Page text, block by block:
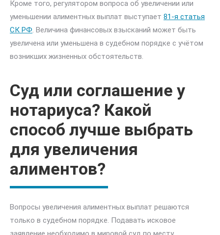
Кроме того, регулятором вопроса об увеличении или
уменьшении алиментных выплат выступает 81-я статья
СК РФ. Величина финансовых взысканий может быть
увеличена или уменьшена в судебном порядке с учётом
возникших жизненных обстоятельств.
Суд или соглашение у
нотариуса? Какой
способ лучше выбрать
для увеличения
алиментов?
Вопросы увеличения алиментных выплат решаются
только в судебном порядке. Подавать исковое